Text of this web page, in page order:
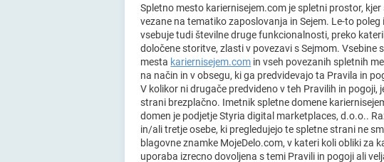
Spletno mesto kariernisejem.com je spletni prostor,
vezane na tematiko zaposlovanja in Sejem. Le-to
vsebuje tudi številne druge funkcionalnosti, preko
določene storitve, zlasti v povezavi s Sejmom. Vsebine
mesta kariernisejem.com in vseh povezanih spletnih
na način in v obsegu, ki ga predvidevajo ta Pravila in
V kolikor ni drugače predvideno v teh Pravilih in pogoji,
strani brezplačno. Imetnik spletne domene
domen je podjetje Styria digital marketplaces, d.o.o..
in/ali tretje osebe, ki pregledujejo te spletne strani ne
blagovne znamke MojeDelo.com, v kateri koli obliki za
uporaba izrecno dovoljena s temi Pravili in pogoji ali